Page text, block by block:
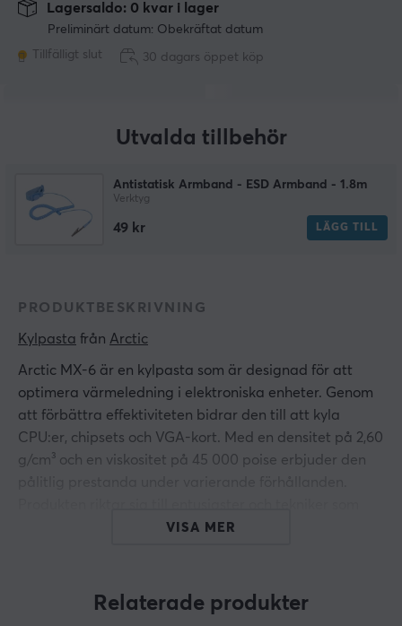
Preliminärt datum: Obekräftat datum
Tillfälligt slut
Lagersaldo: 0 kvar i lager
30 dagars öppet köp
Utvalda tillbehör
Antistatisk Armband - ESD Armband - 1.8m
Verktyg
49 kr LÄGG TILL
PRODUKTBESKRIVNING
Kylpasta från Arctic
Arctic MX-6 är en kylpasta som är designad för att
optimera värmeledning i elektroniska enheter. Genom
att förbättra effektiviteten bidrar den till att kyla
CPU:er, chipsets och VGA-kort. Med en densitet på 2,60
g/cm³ och en viskositet på 45 000 poise erbjuder den
söker en pålitlig lösning för kylning av högpresterande
Kylpastan Arctic MX-6 innehåller noggrant utvalda
material som bidrar till dess termiska ledningsförmåga.
VISA MER
Relaterade produkter